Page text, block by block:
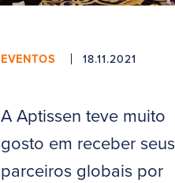
EVENTOS 18.11.2021
A Aptissen teve muito
gosto em receber seus
parceiros globais por